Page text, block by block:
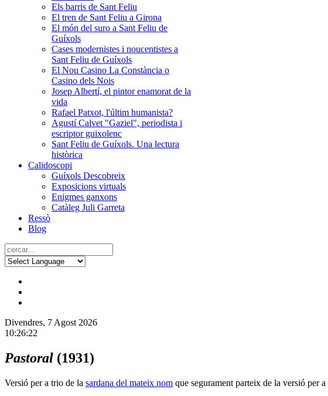
Els barris de Sant Feliu
El tren de Sant Feliu a Girona
El món del suro a Sant Feliu de
Guíxols
Cases modernistes i noucentistes a
Sant Feliu de Guíxols
El Nou Casino La Constància o
Casino dels Nois
Josep Albertí, el pintor enamorat de la
vida
Rafael Patxot, l'últim humanista?
Agustí Calvet "Gaziel", periodista i
escriptor guixolenc
Sant Feliu de Guíxols. Una lectura
històrica
Calidoscopi
Guíxols Descobreix
Exposicions virtuals
Enigmes ganxons
Catàleg Juli Garreta
Ressò
Blog
Divendres, 7 Agost 2026
10:26:22
Pastoral (1931)
Versió per a trio de la sardana del mateix nom que segurament parteix de la versió per